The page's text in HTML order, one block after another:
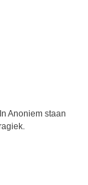
Anoniem staan